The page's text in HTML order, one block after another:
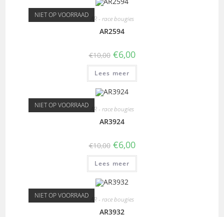
NIET OP VOORRAAD AR - race bougies
AR2594
€10,00 €6,00
Lees meer
NIET OP VOORRAAD AR - race bougies
AR3924
€10,00 €6,00
Lees meer
NIET OP VOORRAAD AR - race bougies
AR3932